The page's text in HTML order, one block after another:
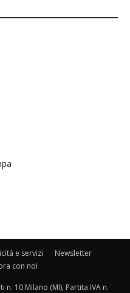
e servizi
Newsletter
con noi
n. 10 Milano (MI), Partita IVA n.